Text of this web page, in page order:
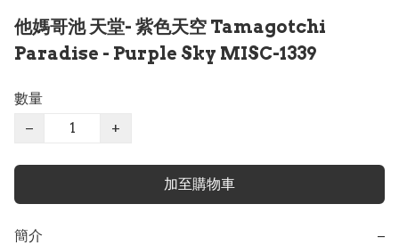
他媽哥池 天堂- 紫色天空 Tamagotchi
Paradise - Purple Sky MISC-1339
數量
−
+
加至購物車
簡介 −